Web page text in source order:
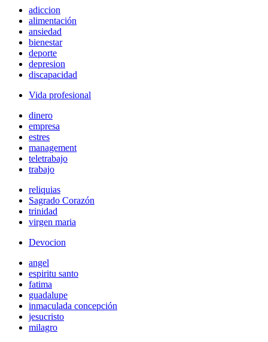
adiccion
alimentación
ansiedad
bienestar
deporte
depresion
discapacidad
Vida profesional
dinero
empresa
estres
management
teletrabajo
trabajo
reliquias
Sagrado Corazón
trinidad
virgen maria
Devocion
angel
espiritu santo
fatima
guadalupe
inmaculada concepción
jesucristo
milagro